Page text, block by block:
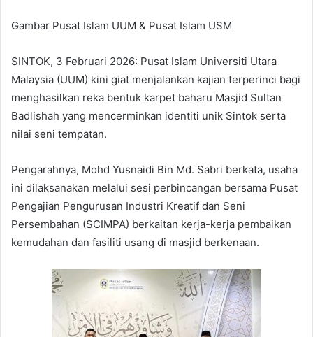
Gambar Pusat Islam UUM & Pusat Islam USM
SINTOK, 3 Februari 2026: Pusat Islam Universiti Utara
Malaysia (UUM) kini giat menjalankan kajian terperinci bagi
menghasilkan reka bentuk karpet baharu Masjid Sultan
Badlishah yang mencerminkan identiti unik Sintok serta
nilai seni tempatan.
Pengarahnya, Mohd Yusnaidi Bin Md. Sabri berkata, usaha
ini dilaksanakan melalui sesi perbincangan bersama Pusat
Pengajian Pengurusan Industri Kreatif dan Seni
Persembahan (SCIMPA) berkaitan kerja-kerja pembaikan
kemudahan dan fasiliti usang di masjid berkenaan.